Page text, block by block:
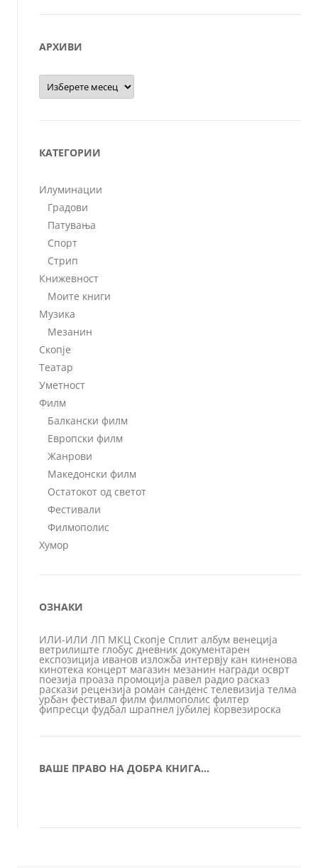
АРХИВИ
Архиви
КАТЕГОРИИ
Илуминации
Градови
Патувања
Спорт
Стрип
Книжевност
Моите книги
Музика
Мезанин
Скопје
Театар
Уметност
Филм
Балкански филм
Европски филм
Жанрови
Македонски филм
Остатокот од светот
Фестивали
Филмополис
Хумор
ОЗНАКИ
ИЛИ-ИЛИ ЛП МКЦ Скопје Сплит албум венеција
ветрилиште глобус дневник документарен
експозиција иванов изложба интервју кан киненова
кинотека концерт магазин мезанин награди осврт
поезија проаза промоција равел радио расказ
раскази рецензија роман санденс телевизија телма
урбан фестивал филм филмополис филтер
фипресци фудбал шрапнел јубилеј ќорвезироска
ВАШЕ ПРАВО НА ДОБРА КНИГА…